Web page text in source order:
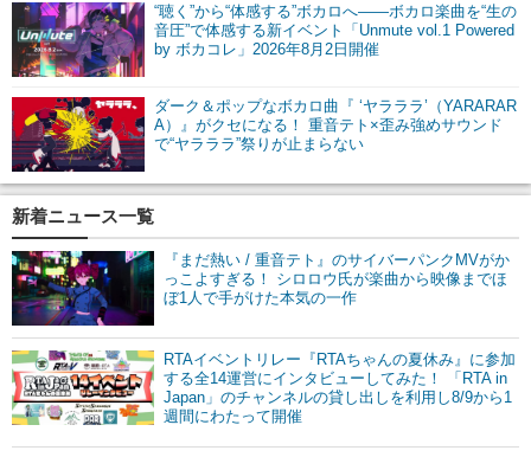
“聴く”から“体感する”ボカロへ――ボカロ楽曲を“生の
音圧”で体感する新イベント「Unmute vol.1 Powered
by ボカコレ」2026年8月2日開催
ダーク＆ポップなボカロ曲『 ‘ヤラララ’（YARARAR
A）』がクセになる！ 重音テト×歪み強めサウンド
で“ヤラララ”祭りが止まらない
新着ニュース一覧
『まだ熱い / 重音テト』のサイバーパンクMVがか
っこよすぎる！ シロロウ氏が楽曲から映像までほ
ぼ1人で手がけた本気の一作
RTAイベントリレー『RTAちゃんの夏休み』に参加
する全14運営にインタビューしてみた！ 「RTA in
Japan」のチャンネルの貸し出しを利用し8/9から1
週間にわたって開催